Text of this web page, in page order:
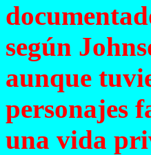
según
aunque
personajes
una vida